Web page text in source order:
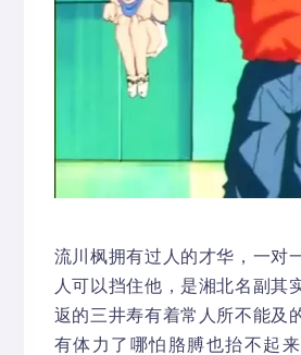
流川枫拥有过人的才华，一对
人可以挡住他，是湘北名副其
返的三井寿有着常人所不能及
有体力了哪怕胳膊也抬不起